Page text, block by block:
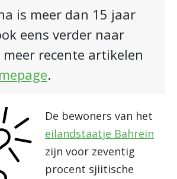
is meer dan 15 jaar
eens verder naar
recente artikelen
.
De bewoners van het
eilandstaatje Bahrein
zijn voor zeventig
procent sjiitische